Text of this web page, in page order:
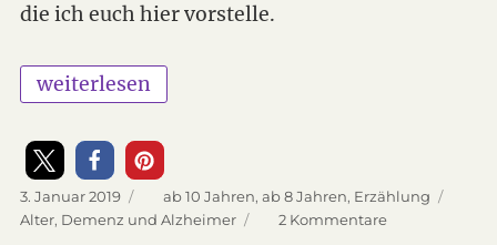
die ich euch hier vorstelle.
„Kinderbücher über Demenz und Alzheimer“
weiterlesen
Veröffentlicht
am
3. Januar 2019 Kategorien
ab 10 Jahren, ab 8 Jahren, Erzählung
Schlagwörter
Alter, Demenz und Alzheimer 2 Kommentarezu